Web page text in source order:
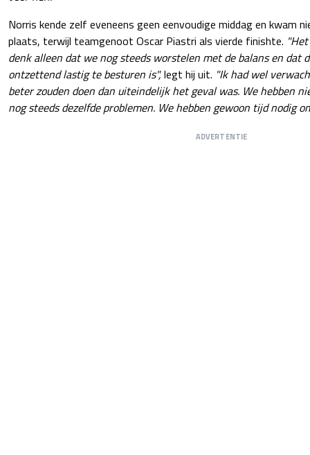
Norris kende zelf eveneens geen eenvoudige middag en kwam
plaats, terwijl teamgenoot Oscar Piastri als vierde finishte.
denk alleen dat we nog steeds worstelen met de balans en dat
ontzettend lastig te besturen is",legt hij uit. "Ik had wel
beter zouden doen dan uiteindelijk het geval was. We hebben
nog steeds dezelfde problemen. We hebben gewoon tijd nodig
ADVERTENTIE